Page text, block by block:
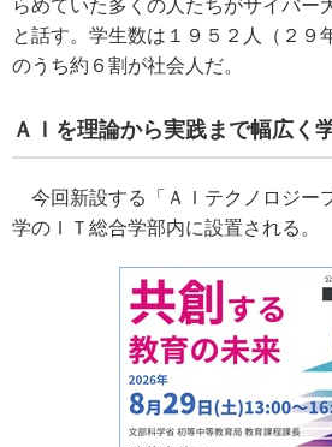
らめていた多くの人たちがサイバー
と話す。学生数は１９５２人（２９
のうち約６割が社会人だ。
ＡＩを理論から実践まで幅広く
今回新設する「ＡＩテクノロジー
学のＩＴ総合学部内に設置される。